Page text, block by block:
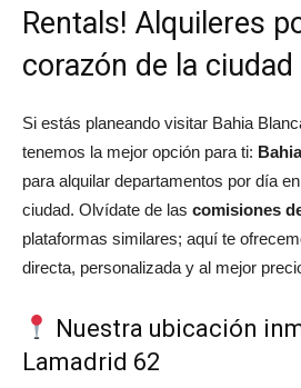
Rentals! Alquileres
corazón de la ciudad
Si estás planeando visitar Bahia
tenemos la mejor opción para ti:
para alquilar departamentos por día
ciudad. Olvídate de las comisiones
plataformas similares; aquí te
directa, personalizada y al mejor
Nuestra ubicación
Lamadrid 62